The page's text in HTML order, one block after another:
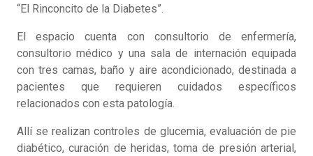
“El Rinconcito de la Diabetes”.
El espacio cuenta con consultorio de enfermería,
consultorio médico y una sala de internación equipada
con tres camas, baño y aire acondicionado, destinada a
pacientes que requieren cuidados específicos
relacionados con esta patología.
Allí se realizan controles de glucemia, evaluación de pie
diabético, curación de heridas, toma de presión arterial,